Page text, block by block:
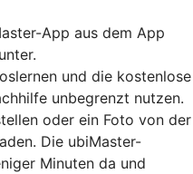
App aus dem App
und die kostenlose
unbegrenzt nutzen.
oder ein Foto von der
Die ubiMaster-
Minuten da und